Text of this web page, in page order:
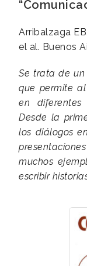
Arribalzaga
el al. Buenos
Se trata de
que permite
en
Desde la
los diálogos
muchos
escribir